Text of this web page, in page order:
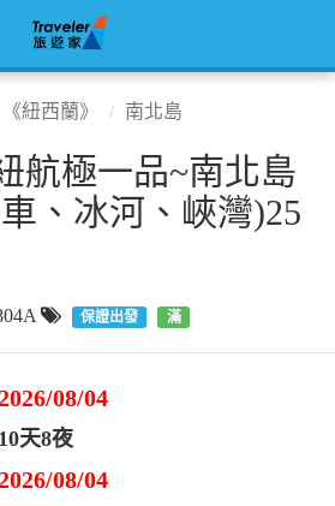
《紐西蘭》 南北島
航極一品~南北島
、冰河、峽灣)25
保證出發 滿
08/04
10天8夜
08/04